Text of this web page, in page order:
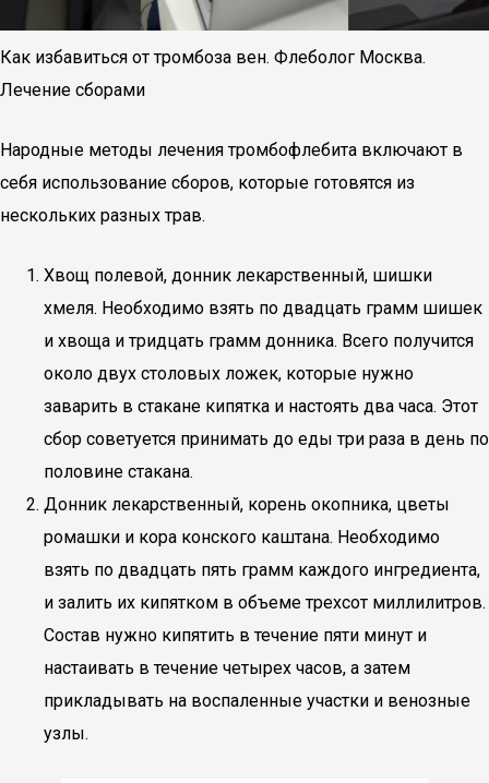
Как избавиться от тромбоза вен. Флеболог Москва.
Лечение сборами
Народные методы лечения тромбофлебита включают в
себя использование сборов, которые готовятся из
нескольких разных трав.
Хвощ полевой, донник лекарственный, шишки
хмеля. Необходимо взять по двадцать грамм шишек
и хвоща и тридцать грамм донника. Всего получится
около двух столовых ложек, которые нужно
заварить в стакане кипятка и настоять два часа. Этот
сбор советуется принимать до еды три раза в день по
половине стакана.
Донник лекарственный, корень окопника, цветы
ромашки и кора конского каштана. Необходимо
взять по двадцать пять грамм каждого ингредиента,
и залить их кипятком в объеме трехсот миллилитров.
Состав нужно кипятить в течение пяти минут и
настаивать в течение четырех часов, а затем
прикладывать на воспаленные участки и венозные
узлы.